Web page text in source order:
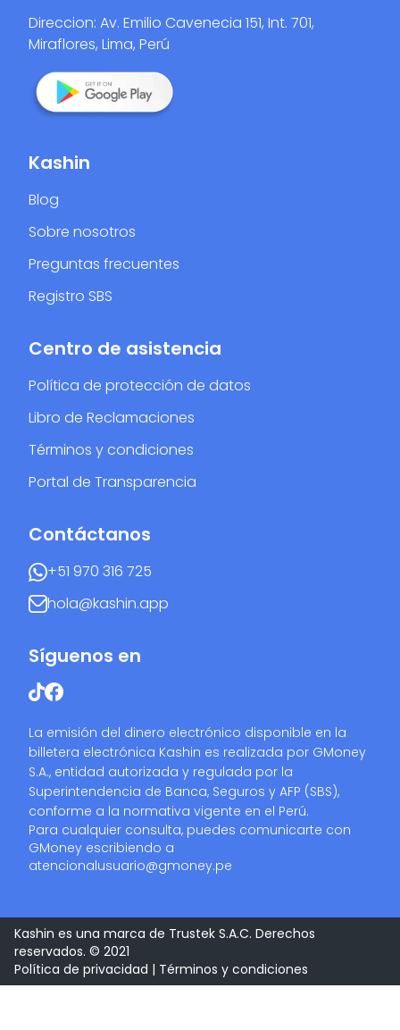
Direccion: Av. Emilio Cavenecia 151, Int. 701,
Miraflores, Lima, Perú
Kashin
Blog
Sobre nosotros
Preguntas frecuentes
Registro SBS
Centro de asistencia
Política de protección de datos
Libro de Reclamaciones
Términos y condiciones
Portal de Transparencia
Contáctanos
+51 970 316 725
hola@kashin.app
Síguenos en
La emisión del dinero electrónico disponible en la
billetera electrónica Kashin es realizada por GMoney
S.A., entidad autorizada y regulada por la
Superintendencia de Banca, Seguros y AFP (SBS),
conforme a la normativa vigente en el Perú.
Para cualquier consulta, puedes comunicarte con
GMoney escribiendo a
atencionalusuario@gmoney.pe
Kashin es una marca de Trustek S.A.C. Derechos
reservados. © 2021
Política de privacidad | Términos y condiciones